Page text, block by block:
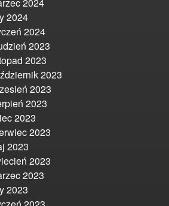
2024
2024
2024
2023
2023
2023
2023
2023
2023
2023
2023
2023
2023
2023